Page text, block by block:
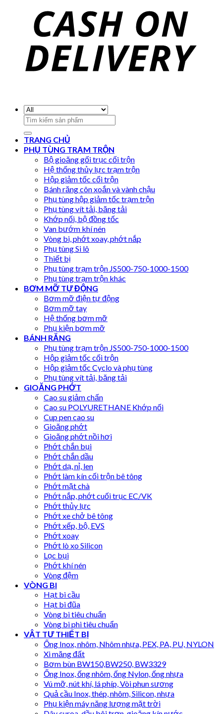
Search
for:
TRANG CHỦ
PHỤ TÙNG TRẠM TRỘN
Bộ gioăng gối trục cối trộn
Hệ thống thủy lực trạm trộn
Hộp giảm tốc cối trộn
Bánh răng côn xoắn và vành chậu
Phụ tùng hộp giảm tốc trạm trộn
Phụ tùng vít tải, băng tải
Khớp nối, bộ đồng tốc
Van bướm khí nén
Vòng bi, phớt xoay, phớt nắp
Phụ tùng Si lô
Thiết bị
Phụ tùng trạm trộn JS500-750-1000-1500
Phụ tùng trạm trộn khác
BƠM MỠ TỰ ĐỘNG
Bơm mỡ điện tự động
Bơm mỡ tay
Hệ thống bơm mỡ
Phụ kiện bơm mỡ
BÁNH RĂNG
Phụ tùng trạm trộn JS500-750-1000-1500
Hộp giảm tốc cối trộn
Hộp giảm tốc Cyclo và phụ tùng
Phụ tùng vít tải, băng tải
GIOĂNG PHỚT
Cao su giảm chấn
Cao su POLYURETHANE Khớp nối
Cup pen cao su
Gioăng phớt
Gioăng phớt nồi hơi
Phớt chắn bụi
Phớt chắn dầu
Phớt dạ, nỉ, len
Phớt làm kín cối trộn bê tông
Phớt mặt chà
Phớt nắp, phớt cuối trục EC/VK
Phớt thủy lực
Phớt xe chở bê tông
Phớt xếp, bộ, EVS
Phớt xoay
Phớt lò xo Silicon
Lọc bụi
Phớt khí nén
Vòng đệm
VÒNG BI
Hạt bi cầu
Hạt bi đũa
Vòng bi tiêu chuẩn
Vòng bi phi tiêu chuẩn
VẬT TƯ THIẾT BỊ
Ống Inox, nhôm, Nhôm nhựa, PEX, PA, PU, NYLON
Xi măng đất
Bơm bùn BW150,BW250, BW3329
Ống Inox, ống nhôm, ống Nylon, ống nhựa
Vú mỡ, nút khí, lá phíp, Vòi phun sương
Quả cầu Inox, thép, nhôm, Silicon, nhựa
Phụ kiện máy năng lượng mặt trời